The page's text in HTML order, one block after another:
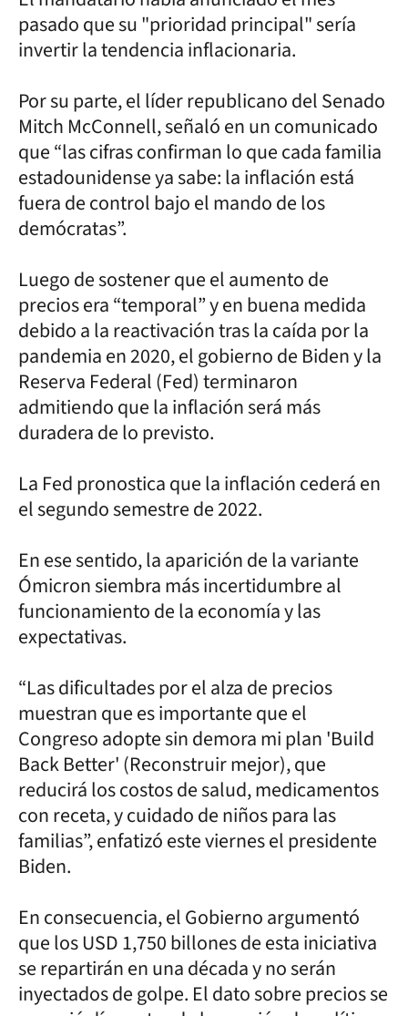
pasado que su "prioridad principal" sería
invertir la tendencia inflacionaria.
Por su parte, el líder republicano del Senado
Mitch McConnell, señaló en un comunicado
que “las cifras confirman lo que cada familia
estadounidense ya sabe: la inflación está
fuera de control bajo el mando de los
demócratas”.
Luego de sostener que el aumento de
precios era “temporal” y en buena medida
debido a la reactivación tras la caída por la
pandemia en 2020, el gobierno de Biden y la
Reserva Federal (Fed) terminaron
admitiendo que la inflación será más
duradera de lo previsto.
La Fed pronostica que la inflación cederá en
el segundo semestre de 2022.
En ese sentido, la aparición de la variante
Ómicron siembra más incertidumbre al
funcionamiento de la economía y las
expectativas.
“Las dificultades por el alza de precios
muestran que es importante que el
Congreso adopte sin demora mi plan 'Build
Back Better' (Reconstruir mejor), que
reducirá los costos de salud, medicamentos
con receta, y cuidado de niños para las
familias”, enfatizó este viernes el presidente
Biden.
En consecuencia, el Gobierno argumentó
que los USD 1,750 billones de esta iniciativa
se repartirán en una década y no serán
inyectados de golpe. El dato sobre precios se